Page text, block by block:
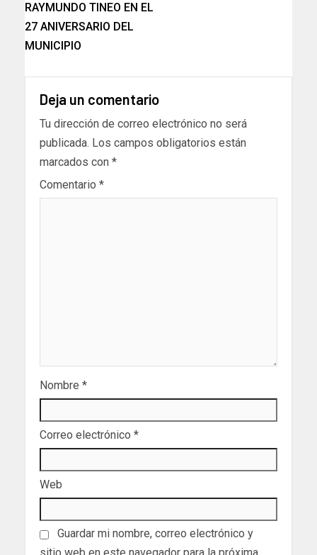
RAYMUNDO TINEO EN EL
27 ANIVERSARIO DEL
MUNICIPIO
Deja un comentario
Tu dirección de correo electrónico no será
publicada. Los campos obligatorios están
marcados con *
Comentario *
Nombre *
Correo electrónico *
Web
Guardar mi nombre, correo electrónico y